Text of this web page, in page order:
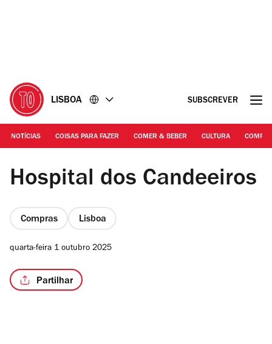
LISBOA SUBSCREVER
NOTÍCIAS COISAS PARA FAZER COMER & BEBER CULTURA
RITA CHANTRE | Messias e Maria Eugénia Rola
Hospital dos Candeeiros
Compras Lisboa
quarta-feira 1 outubro 2025
Partilhar